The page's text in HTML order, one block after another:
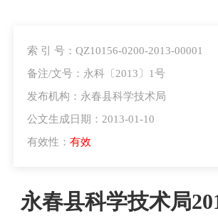
索 引 号：QZ10156-0200-2013-00001
备注/文号：永科〔2013〕1号
发布机构：永春县科学技术局
公文生成日期：2013-01-10
有效性： 有效
永春县科学技术局